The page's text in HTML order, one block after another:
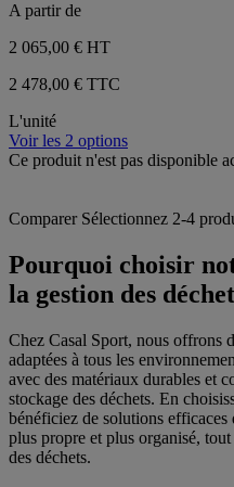
A partir de
2 065,00 € HT
2 478,00 € TTC
L'unité
Voir les 2 options
Ce produit n'est pas disponible
Comparer Sélectionnez 2-4
Pourquoi choisir
la gestion des
Chez Casal Sport, nous offrons
adaptées à tous les
avec des matériaux durables et
stockage des déchets. En
bénéficiez de solutions
plus propre et plus organisé,
des déchets.